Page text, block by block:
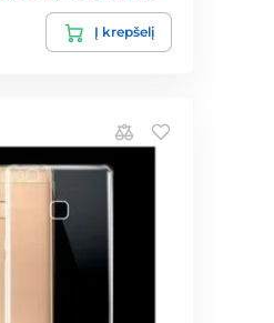
Į krepšelį